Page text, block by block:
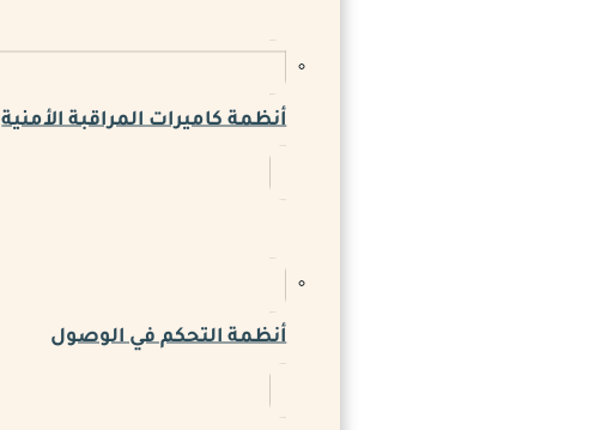
أنظمة كاميرات المراقبة الأمنية
أنظمة التحكم في الوصول